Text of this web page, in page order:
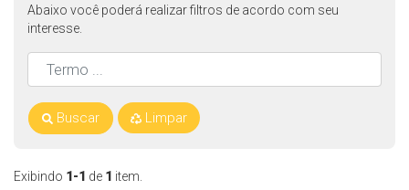
Exibindo 1-1 de 1 item.
Abaixo você poderá realizar filtros de acordo com seu
interesse.
Buscar Limpar